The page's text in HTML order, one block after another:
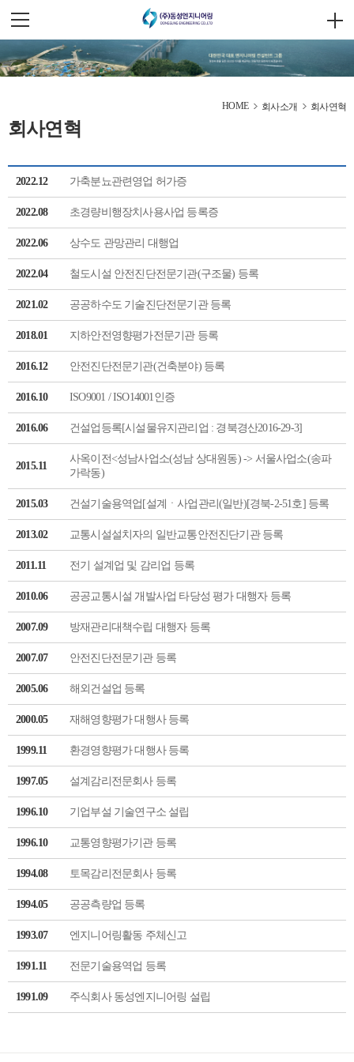
회사연혁
HOME 회사소개 회사연혁
2022.12 가축분뇨관련영업 허가증
2022.08 초경량비행장치사용사업 등록증
2022.06 상수도 관망관리 대행업
2022.04 철도시설 안전진단전문기관(구조물) 등록
2021.02 공공하수도 기술진단전문기관 등록
2018.01 지하안전영향평가전문기관 등록
2016.12 안전진단전문기관(건축분야) 등록
2016.10 ISO9001 / ISO14001인증
2016.06 건설업등록[시설물유지관리업 : 경북경산2016-29-3]
2015.11
사옥이전<성남사업소(성남 상대원동) -> 서울사업소(송파
가락동)
2015.03 건설기술용역업[설계ㆍ사업관리(일반)[경북-2-51호] 등록
2013.02 교통시설설치자의 일반교통안전진단기관 등록
2011.11 전기 설계업 및 감리업 등록
2010.06 공공교통시설 개발사업 타당성 평가 대행자 등록
2007.09 방재관리대책수립 대행자 등록
2007.07 안전진단전문기관 등록
2005.06 해외건설업 등록
2000.05 재해영향평가 대행사 등록
1999.11 환경영향평가 대행사 등록
1997.05 설계감리전문회사 등록
1996.10 기업부설 기술연구소 설립
1996.10 교통영향평가기관 등록
1994.08 토목감리전문회사 등록
1994.05 공공측량업 등록
1993.07 엔지니어링활동 주체신고
1991.11 전문기술용역업 등록
1991.09 주식회사 동성엔지니어링 설립